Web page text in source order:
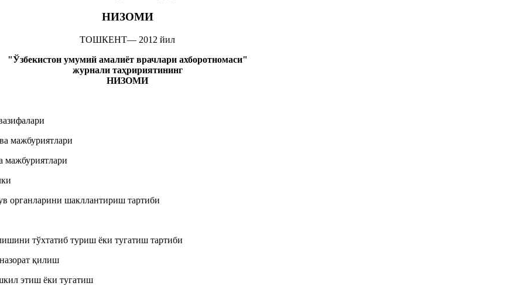
НИЗОМИ
ТОШКЕНТ— 2012 йил
"Ўзбекистон умумий амалиёт врачлари ахборотномаси"
журнали таҳририятининг
НИЗОМИ
мажбуриятлари
мажбуриятлари
органларини шакллантириш тартиби
тўхтатиб туриш ёки тугатиш тартиби
қилиш
этиш ёки тугатиш